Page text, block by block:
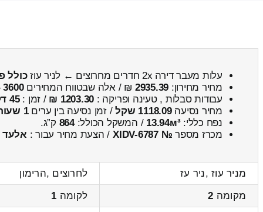
עלות מעבר דירה 2x חדרים מחרוצים ← לניר עוז
כולל
מחיר מחירון: 2935.39 ₪ / אלה שבטווח המחירים3600
עבודות סבלות , טעינה ופריקה : 1203.30 ₪ / זמן :45 דקות 2 שניות
מחיר נסיעה1118.09 שקל / זמן נסיעה בין ערים1 שעות , 44 דקות
נפח כללי:13.94м³ / המשקל הכולל:864 ק”ג.
מכרז מספר № XIDV-6787 / הצעת מחיר עבור : אלעד
מניר עוז ,ניר עז
לחרוצים ,הרימון
מקומה 2 לקומה 1